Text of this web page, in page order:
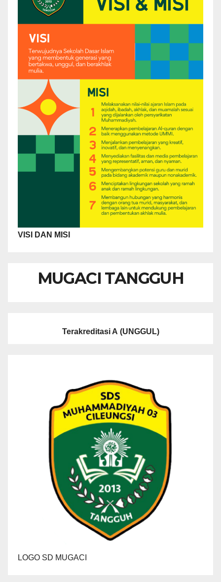
VISI DAN MISI
MUGACI TANGGUH
Terakreditasi A (UNGGUL)
LOGO SD MUGACI